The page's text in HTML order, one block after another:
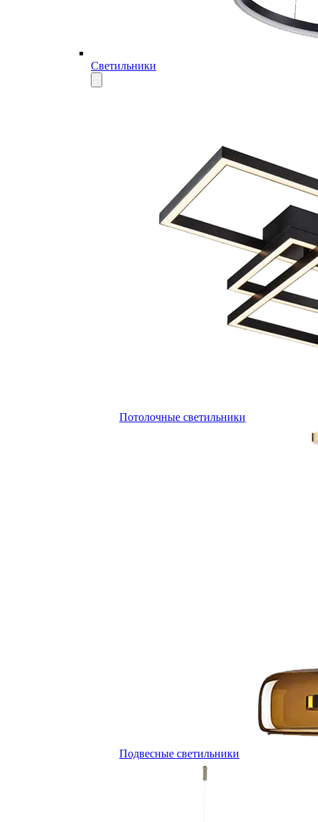
Светильники
Потолочные светильники
Подвесные светильники